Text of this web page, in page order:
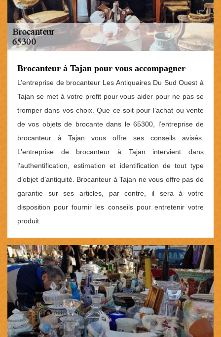
Brocanteur à Tajan pour vous accompagner
L’entreprise de brocanteur Les Antiquaires Du Sud Ouest à
Tajan se met à votre profit pour vous aider pour ne pas se
tromper dans vos choix. Que ce soit pour l’achat ou vente
de vos objets de brocante dans le 65300, l’entreprise de
brocanteur à Tajan vous offre ses conseils avisés.
L’entreprise de brocanteur à Tajan intervient dans
l’authentification, estimation et identification de tout type
d’objet d’antiquité. Brocanteur à Tajan ne vous offre pas de
garantie sur ses articles, par contre, il sera à votre
disposition pour fournir les conseils pour entretenir votre
produit.